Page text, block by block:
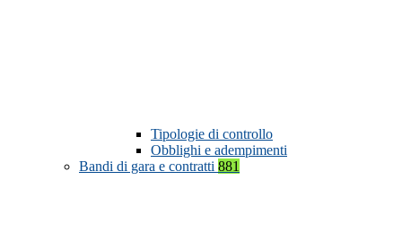
Tipologie di controllo
Obblighi e adempimenti
Bandi di gara e contratti 881